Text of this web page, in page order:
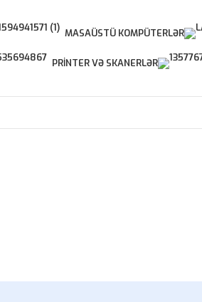
MASAÜSTÜ KOMPÜTERLƏR
PRINTER VƏ SKANERLƏR